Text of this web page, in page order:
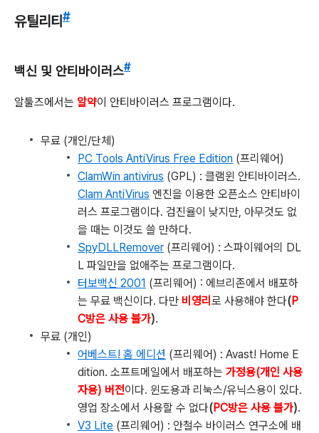
유틸리티 #
백신 및 안티바이러스#
알툴즈에서는 알약이 안티바이러스 프로그램이다.
무료 (개인/단체)
PC Tools AntiVirus Free Edition (프리웨어)
ClamWin antivirus (GPL) : 클램윈 안티바이러스.
Clam AntiVirus 엔진을 이용한 오픈소스 안티바이
러스 프로그램이다. 검진율이 낮지만, 아무것도 없
을 때는 이것도 쓸 만하다.
SpyDLLRemover (프리웨어) : 스파이웨어의 DL
L 파일만을 없애주는 프로그램이다.
터보백신 2001 (프리웨어) : 에브리존에서 배포하
는 무료 백신이다. 다만 비영리 로 사용해야 한다(P
C방은 사용 불가).
무료 (개인)
어베스트! 홈 에디션 (프리웨어) : Avast! Home E
dition. 소프트메일에서 배포하는 가정용(개인 사용
자용) 버전이다. 윈도용과 리눅스/유닉스용이 있다.
영업 장소에서 사용할 수 없다(PC방은 사용 불가).
V3 Lite (프리웨어) : 안철수 바이러스 연구소에 배